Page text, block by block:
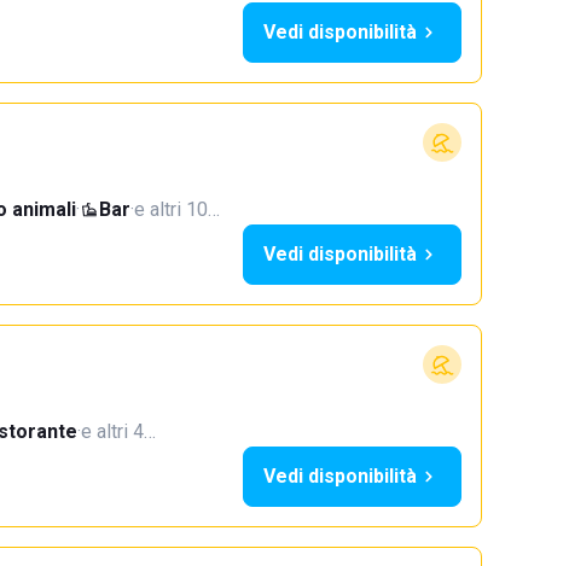
Vedi disponibilità
animali· Bar·e altri 10…
Vedi disponibilità
·e altri 4…
Vedi disponibilità